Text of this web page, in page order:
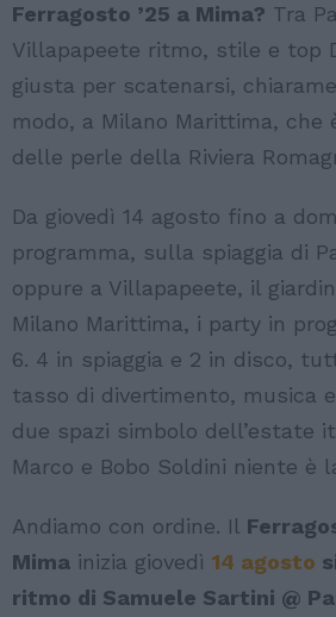
Ferragosto ’25 a Mima? Tra
Villapapeete ritmo, stile e top
giusta per scatenarsi,
modo, a Milano Marittima, che
delle perle della Riviera
Da giovedì 14 agosto fino a
programma, sulla spiaggia di
oppure a Villapapeete, il
Milano Marittima, i party in
6. 4 in spiaggia e 2 in disco,
tasso di divertimento, musica
due spazi simbolo dell’estate
Marco e Bobo Soldini niente è
Andiamo con ordine. Il
Mima inizia giovedì 14 agosto
ritmo di Samuele Sartini @